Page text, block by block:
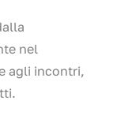
nel
agli incontri,